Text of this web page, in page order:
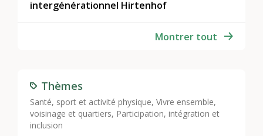
intergénérationnel Hirtenhof
Montrer tout
Thèmes
Santé, sport et activité physique,Vivre ensemble,
voisinage et quartiers, Participation, intégration et
inclusion